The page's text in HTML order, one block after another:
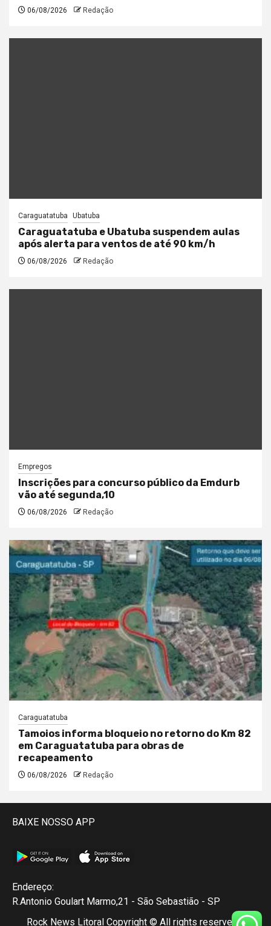
06/08/2026 Redação
Caraguatatuba Ubatuba
Caraguatatuba e Ubatuba suspendem aulas
após alerta para ventos de até 90 km/h
06/08/2026 Redação
Empregos
Inscrições para concurso público da Emdurb
vão até segunda,10
06/08/2026 Redação
Caraguatatuba
Tamoios informa bloqueio no retorno do Km 82
em Caraguatatuba para obras de
recapeamento
06/08/2026 Redação
BAIXE NOSSO APP
Endereço:
R.Antonio Goulart Marmo,21 - São Sebastião - SP
Rock News Litoral Copyright © All rights reserved.|